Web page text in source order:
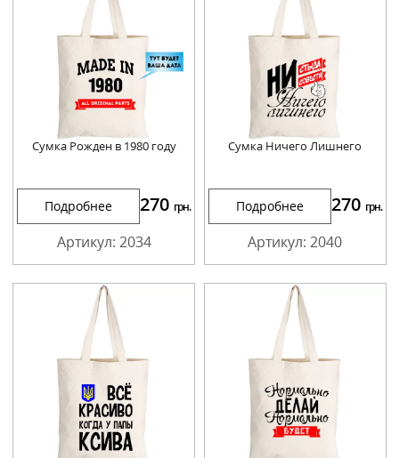
Сумка Рожден в 1980 году
Подробнее 270 грн.
Артикул: 2034
Сумка Ничего Лишнего
Подробнее 270 грн.
Артикул: 2040